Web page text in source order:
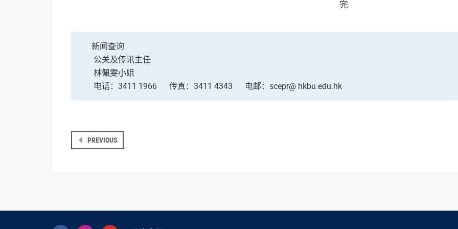
完
新闻查询
公关及传讯主任
林佩雯小姐
电话：3411 1966
传真：3411 4343 电邮：scepr@ hkbu.edu.hk
PREVIOUS